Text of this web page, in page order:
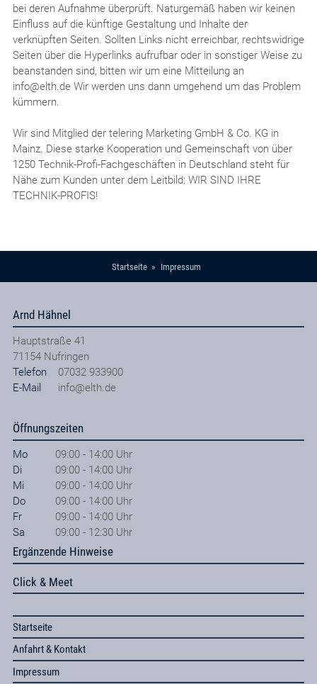
bei deren Aufnahme überprüft. Naturgemäß haben wir keinen
Einfluss auf die künftige Gestaltung und Inhalte der
verknüpften Seiten. Sollten Links nicht erreichbar, rechtswidrige
Seiten über die Hyperlinks aufrufbar oder in sonstiger Weise zu
beanstanden sind, bitten wir um eine Mitteilung an
info@elth.de Wir werden uns dann umgehend um das Problem
kümmern.
Wir sind Mitglied der telering Marketing GmbH & Co. KG in
Mainz. Diese starke Kooperation und Gemeinschaft von über
1250 Technik-Profi-Fachgeschäften in Deutschland steht für
Nähe zum Kunden unter dem Leitbild: WIR SIND IHRE
TECHNIK-PROFIS!
Startseite Impressum
Arnd Hähnel
Hauptstraße 41
71154 Nufringen
Telefon
07032 933900
E-Mail
info@elth.de
Öffnungszeiten
Mo
09:00 - 14:00 Uhr
Di
09:00 - 14:00 Uhr
Mi
09:00 - 14:00 Uhr
Do
09:00 - 14:00 Uhr
Fr
09:00 - 14:00 Uhr
Sa
09:00 - 12:30 Uhr
Ergänzende Hinweise
Click & Meet
Startseite
Anfahrt & Kontakt
Impressum